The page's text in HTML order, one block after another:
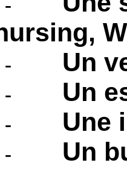
-
- Un
- Un
- Une
-
Un